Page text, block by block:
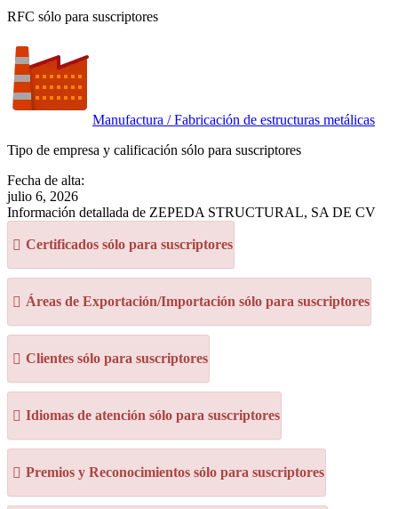
RFC sólo para suscriptores
Manufactura / Fabricación de estructuras metálicas
Tipo de empresa y calificación sólo para suscriptores
Fecha de alta:
julio 6, 2026
Información detallada de ZEPEDA STRUCTURAL, SA DE CV
Certificados sólo para suscriptores
Áreas de Exportación/Importación sólo para suscriptores
Clientes sólo para suscriptores
Idiomas de atención sólo para suscriptores
Premios y Reconocimientos sólo para suscriptores